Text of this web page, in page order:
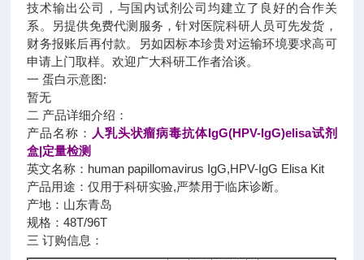
技术输出公司，与国内试剂公司均建立了良好的合作关
系。另提供免费代测服务，针对医院科研人员可先发货，
财务报账后再付款。另如因标本珍贵对运输环境要求高可
申请上门取样。欢迎广大科研工作者洽谈。
一 蛋白示意图:
暂无
二 产品详细介绍：
产品名称： 人乳头状瘤病毒抗体IgG(HPV-IgG)elisa试剂
盒|定量检测
英文名称：human papillomavirus IgG,HPV-IgG Elisa Kit
产品用途：仅用于科研实验,严禁用于临床诊断。
产地：山东青岛
规格：48T/96T
三 订购信息：